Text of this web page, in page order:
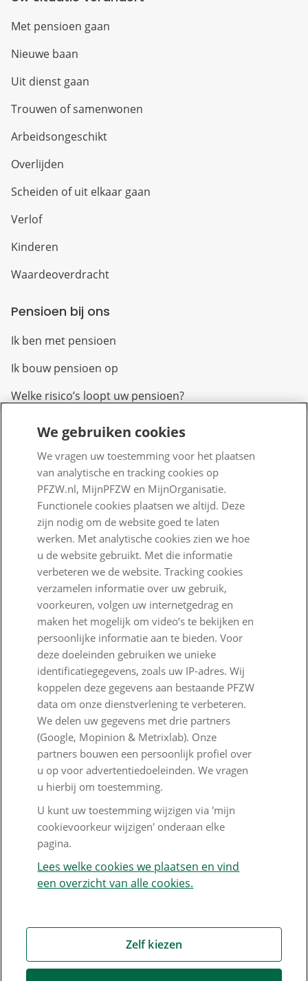
Met pensioen gaan
Nieuwe baan
Uit dienst gaan
Trouwen of samenwonen
Arbeidsongeschikt
Overlijden
Scheiden of uit elkaar gaan
Verlof
Kinderen
Waardeoverdracht
Pensioen bij ons
Ik ben met pensioen
Ik bouw pensioen op
Welke risico’s loopt uw pensioen?
Over PFZW
Wij zijn PFZW
Beleggen voor een goed pensioen
Nieuwe regels voor pensioen
Zo staan we ervoor
Nieuws
Voor de pers
PFZW Dichtbij
Werken bij PFZW
Responsible disclosure
Digitale toegankelijkheid
Goed Bezig
Klantenservice
Contact
Veelgestelde vragen
Klachtenregeling
Nieuwsbrief
We gebruiken cookies
We vragen uw toestemming voor het plaatsen
van analytische en tracking cookies op
PFZW.nl, MijnPFZW en MijnOrganisatie.
Functionele cookies plaatsen we altijd. Deze
zijn nodig om de website goed te laten
werken. Met analytische cookies zien we hoe
u de website gebruikt. Met die informatie
verbeteren we de website. Tracking cookies
verzamelen informatie over uw gebruik,
voorkeuren, volgen uw internetgedrag en
maken het mogelijk om video’s te bekijken en
persoonlijke informatie aan te bieden. Voor
deze doeleinden gebruiken we unieke
identificatiegegevens, zoals uw IP-adres. Wij
koppelen deze gegevens aan bestaande PFZW
data om onze dienstverlening te verbeteren.
We delen uw gegevens met drie partners
(Google, Mopinion & Metrixlab). Onze
partners bouwen een persoonlijk profiel over
u op voor advertentiedoeleinden. We vragen
u hierbij om toestemming.
U kunt uw toestemming wijzigen via 'mijn
cookievoorkeur wijzigen' onderaan elke
pagina.
Lees welke cookies we plaatsen en vind
een overzicht van alle cookies.
Zelf kiezen